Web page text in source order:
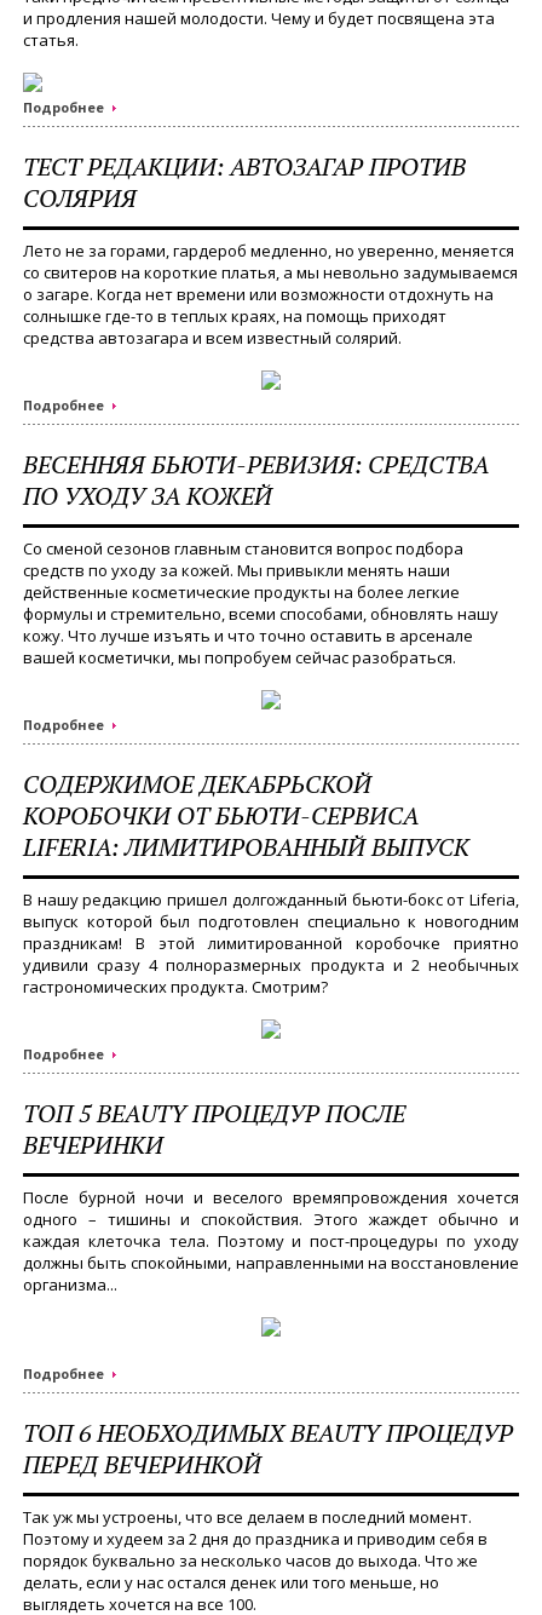
и продления нашей молодости. Чему и будет посвящена эта
статья.
Подробнее
ТЕСТ РЕДАКЦИИ: АВТОЗАГАР ПРОТИВ
СОЛЯРИЯ
Лето не за горами, гардероб медленно, но уверенно, меняется
со свитеров на короткие платья, а мы невольно задумываемся
о загаре. Когда нет времени или возможности отдохнуть на
солнышке где-то в теплых краях, на помощь приходят
средства автозагара и всем известный солярий.
Подробнее
ВЕСЕННЯЯ БЬЮТИ-РЕВИЗИЯ: СРЕДСТВА
ПО УХОДУ ЗА КОЖЕЙ
Со сменой сезонов главным становится вопрос подбора
средств по уходу за кожей. Мы привыкли менять наши
действенные косметические продукты на более легкие
формулы и стремительно, всеми способами, обновлять нашу
кожу. Что лучше изъять и что точно оставить в арсенале
вашей косметички, мы попробуем сейчас разобраться.
Подробнее
СОДЕРЖИМОЕ ДЕКАБРЬСКОЙ
КОРОБОЧКИ ОТ БЬЮТИ-СЕРВИСА
LIFERIA: ЛИМИТИРОВАННЫЙ ВЫПУСК
В нашу редакцию пришел долгожданный бьюти-бокс от Liferia,
выпуск которой был подготовлен специально к новогодним
праздникам! В этой лимитированной коробочке приятно
удивили сразу 4 полноразмерных продукта и 2 необычных
гастрономических продукта. Смотрим?
Подробнее
ТОП 5 BEAUTY ПРОЦЕДУР ПОСЛЕ
ВЕЧЕРИНКИ
После бурной ночи и веселого времяпровождения хочется
одного – тишины и спокойствия. Этого жаждет обычно и
каждая клеточка тела. Поэтому и пост-процедуры по уходу
должны быть спокойными, направленными на восстановление
организма...
Подробнее
ТОП 6 НЕОБХОДИМЫХ BEAUTY ПРОЦЕДУР
ПЕРЕД ВЕЧЕРИНКОЙ
Так уж мы устроены, что все делаем в последний момент.
Поэтому и худеем за 2 дня до праздника и приводим себя в
порядок буквально за несколько часов до выхода. Что же
делать, если у нас остался денек или того меньше, но
выглядеть хочется на все 100.